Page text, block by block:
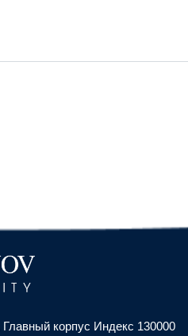
Главный корпус Индекс 130000